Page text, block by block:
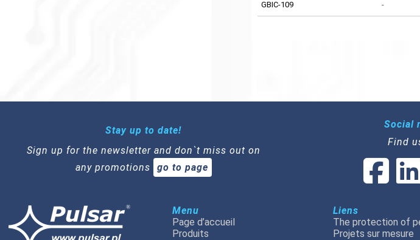
GBIC-109 -
Stay up to date!
Sign up for the newsletter and don`t miss out on
any promotions
go to page
Social
Find
Menu
Page d’accueil
Produits
Liens
The protection of
Projets sur mesure